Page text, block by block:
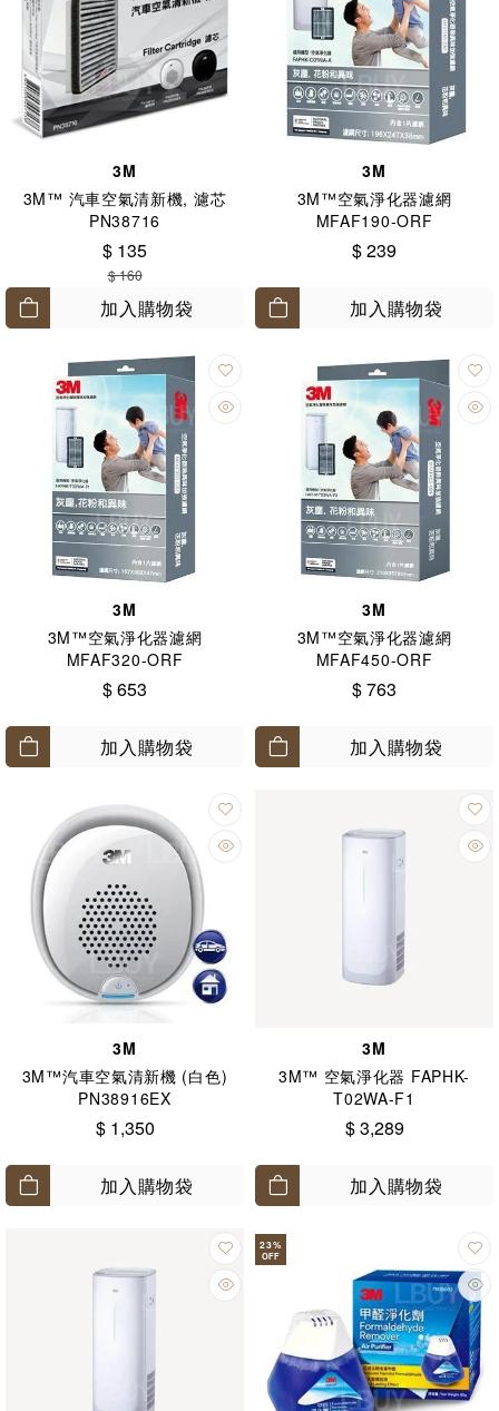
3M
3M™ 汽車空氣清新機, 濾芯
PN38716
$ 135
$ 160
加入購物袋
3M
3M™空氣淨化器濾網
MFAF190-ORF
$ 239
加入購物袋
3M
3M™空氣淨化器濾網
MFAF320-ORF
$ 653
加入購物袋
3M
3M™空氣淨化器濾網
MFAF450-ORF
$ 763
加入購物袋
3M
3M™汽車空氣清新機 (白色)
PN38916EX
$ 1,350
加入購物袋
3M
3M™ 空氣淨化器 FAPHK-
T02WA-F1
$ 3,289
加入購物袋
23%
OFF